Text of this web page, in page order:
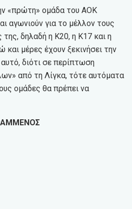
«πρώτη» ομάδα του ΑΟΚ
αγωνιούν για το μέλλον τους
της, δηλαδή η Κ20, η Κ17 και η
μέρες έχουν ξεκινήσει την
διότι σε περίπτωση
από τη Λίγκα, τότε αυτόματα
ομάδες θα πρέπει να